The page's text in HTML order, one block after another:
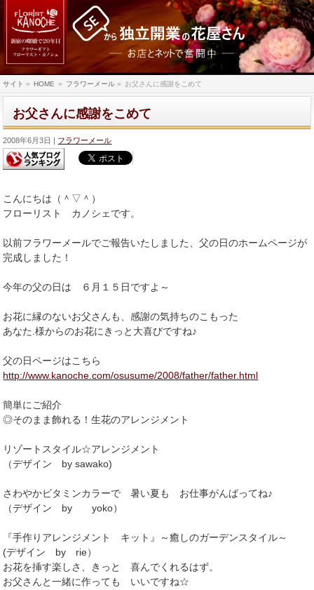
サイト » HOME » フラワーメール » お父さんに感謝をこめて
お父さんに感謝をこめて
2008年6月3日 フラワーメール
こんにちは（＾▽＾）
フローリスト カノシェです。
以前フラワーメールでご報告いたしました、父の日のホームページが
完成しました！
今年の父の日は ６月１５日ですよ～
お花に縁のないお父さんも、感謝の気持ちのこもった
あなた.様からのお花にきっと大喜びですね♪
父の日ページはこちら
http://www.kanoche.com/osusume/2008/father/father.html
簡単にご紹介
◎そのまま飾れる！生花のアレンジメント
リゾートスタイル☆アレンジメント
（デザイン by sawako)
さわやかビタミンカラーで 暑い夏も お仕事がんばってね♪
（デザイン by yoko）
『手作りアレンジメント キット』～癒しのガーデンスタイル～
(デザイン by rie）
お花を挿す楽しさ、きっと 喜んでくれるはず。
お父さんと一緒に作っても いいですね☆